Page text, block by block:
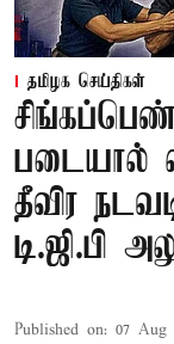
தமிழக செய்திகள்
சிங்கப்பெண்
படையால்
தீவிர
டி.ஜி.பி
Published on: 07 Aug